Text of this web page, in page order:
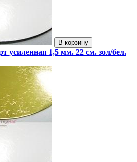
В корзину
усиленная 1,5 мм. 22 см. зол/бел.